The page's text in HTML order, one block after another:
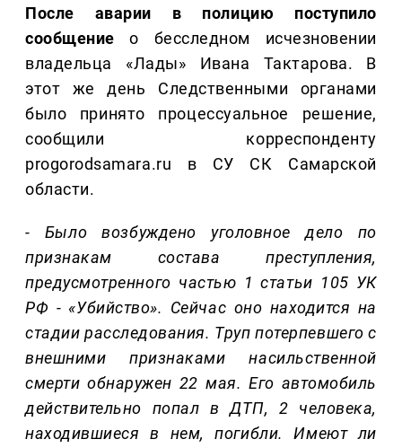
После аварии в полицию поступило
сообщение о бесследном исчезновении
владельца «Лады» Ивана Тактарова. В
этот же день Следственными органами
было принято процессуальное решение,
сообщили корреспонденту
progorodsamara.ru в СУ СК Самарской
области.
- Было возбуждено уголовное дело по
признакам состава преступления,
предусмотренного частью 1 статьи 105 УК
РФ - «Убийство». Сейчас оно находится на
стадии расследования. Труп потерпевшего с
внешними признаками насильственной
смерти обнаружен 22 мая. Его автомобиль
действительно попал в ДТП, 2 человека,
находившиеся в нем, погибли. Имеют ли